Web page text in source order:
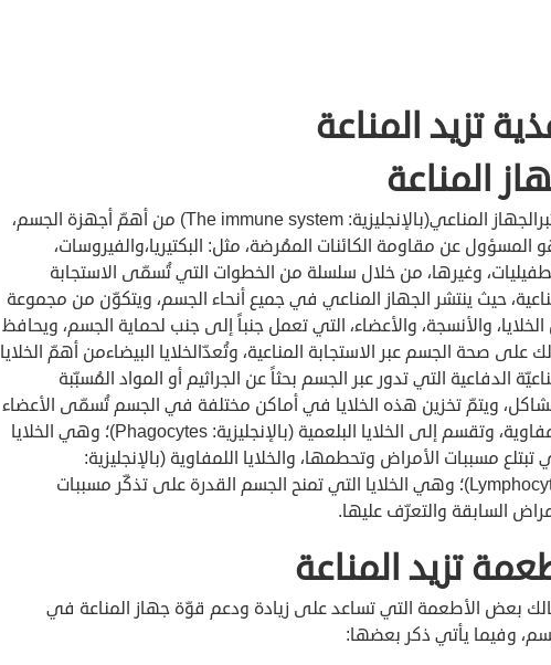
تزيد المناعة
المناعة
يُعتبرالجهاز المناعي(بالإنجليزية: The immune system) من أهمّ أجهزة الجسم،
المسؤول عن مقاومة الكائنات الممُرضة، مثل: البكتيريا،والفيروسات،
وغيرها، من خلال سلسلة من الخطوات التي تُسمّى الاستجابة
حيث ينتشر الجهاز المناعي في جميع أنحاء الجسم، ويتكوّن من مجموعة
والأنسجة، والأعضاء، التي تعمل جنباً إلى جنب لحماية الجسم، ويحافظ
على صحة الجسم عبر الاستجابة المناعية، وتُعدّالخلايا البيضاءمن أهمّ الخلايا
الدفاعية التي تدور عبر الجسم بحثاً عن الجراثيم أو المواد المُسبّبة
ويتمّ تخزين هذه الخلايا في أماكن مختلفة في الجسم تُسمّى الأعضاء
اللمفاوية، وتقسم إلى الخلايا البلعمية (بالإنجليزية: Phagocytes)؛ وهي الخلايا
تبتلع مسببات الأمراض وتحطمها، والخلايا اللمفاوية (بالإنجليزية:
Lymphocytes)؛ وهي الخلايا التي تمنح الجسم القدرة على تذكّر مسببات
السابقة والتعرّف عليها.
تزيد المناعة
بعض الأطعمة التي تساعد على زيادة ودعم قوّة جهاز المناعة في
وفيما يأتي ذكر بعضها: